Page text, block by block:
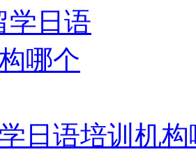
日语培训机